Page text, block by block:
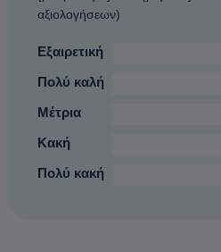
συνθήκες) και προσφέροντας
εμπειρία που σίγουρα θα
αξιολογήσεων)
Εξαιρετική
Πολύ καλή
Μέτρια
Κακή
Πολύ κακή